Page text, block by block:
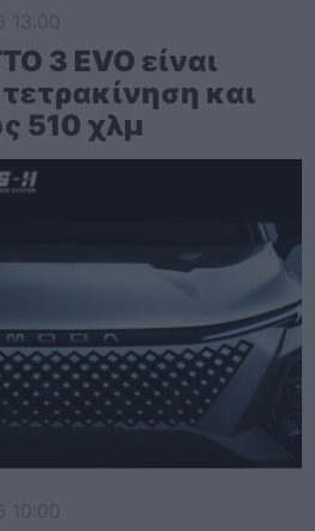
3 EVO είναι
και
510 χλμ